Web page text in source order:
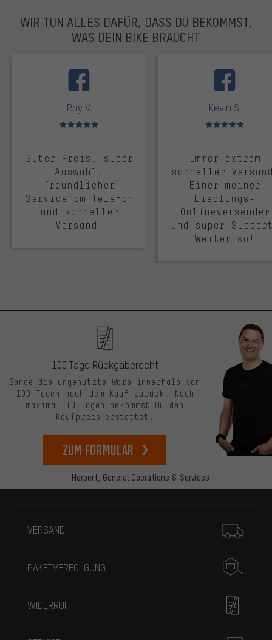
WIR TUN ALLES DAFÜR, DASS DU BEKOMMST,
WAS DEIN BIKE BRAUCHT
Roy V.
Bewertungen: 5 von 5
Guter Preis, super
Auswahl,
freundlicher
Service am Telefon
und schneller
Versand.
Kevin S.
Bewertungen: 5 von 5
Immer extrem
schneller
Einer meiner
Lieblings-
Onlineversender
und super
Weiter so!
Herbert, General Operations & Services
100 Tage Rückgaberecht
Sende die ungenutzte Ware innerhalb von
100 Tagen nach dem Kauf zurück. Nach
maximal 10 Tagen bekommst Du den
Kaufpreis erstattet.
zum Formular
VERSAND
PAKETVERFOLGUNG
WIDERRUF